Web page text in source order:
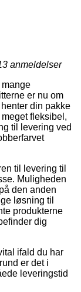
anmeldelser
er nu om
din pakke
fleksibel,
til levering ved
til levering til
Muligheden
den anden
løsning til
produkterne
dig
ifald du har
er det i
leveringstid